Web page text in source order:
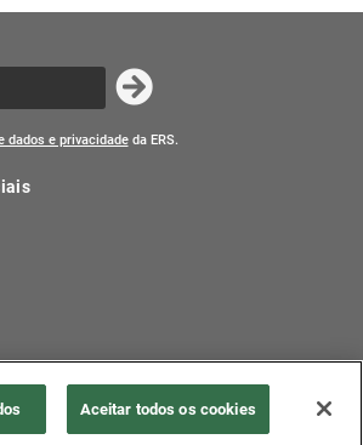
dados e privacidadeda ERS.
reservados.
Aceitar todos os cookies